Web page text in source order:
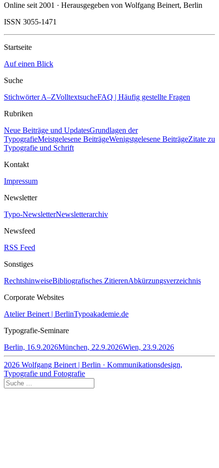
Online seit 2001 · Herausgegeben von Wolfgang Beinert, Berlin
ISSN 3055-1471
Startseite
Auf einen Blick
Suche
Stichwörter A–ZVolltextsucheFAQ | Häufig gestellte Fragen
Rubriken
Neue Beiträge und UpdatesGrundlagen der
TypografieMeistgelesene BeiträgeWenigstgelesene BeiträgeZitate zu
Typografie und Schrift
Kontakt
Impressum
Newsletter
Typo-NewsletterNewsletterarchiv
Newsfeed
RSS Feed
Sonstiges
RechtshinweiseBibliografisches ZitierenAbkürzungsverzeichnis
Corporate Websites
Atelier Beinert | BerlinTypoakademie.de
Typografie-Seminare
Berlin, 16.9.2026München, 22.9.2026Wien, 23.9.2026
2026 Wolfgang Beinert | Berlin · Kommunikationsdesign,
Typografie und Fotografie